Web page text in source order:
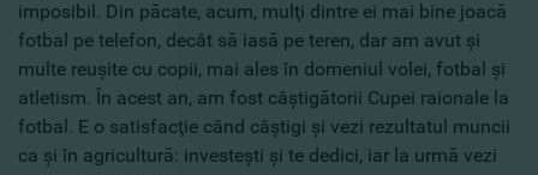
imposibil. Din păcate, acum, mulţi dintre ei mai bine joacă
fotbal pe telefon, decât să iasă pe teren, dar am avut şi
multe reuşite cu copii, mai ales în domeniul volei, fotbal şi
atletism. În acest an, am fost câştigătorii Cupei raionale la
fotbal. E o satisfacţie când câştigi şi vezi rezultatul muncii
ca şi în agricultură: investeşti şi te dedici, iar la urmă vezi